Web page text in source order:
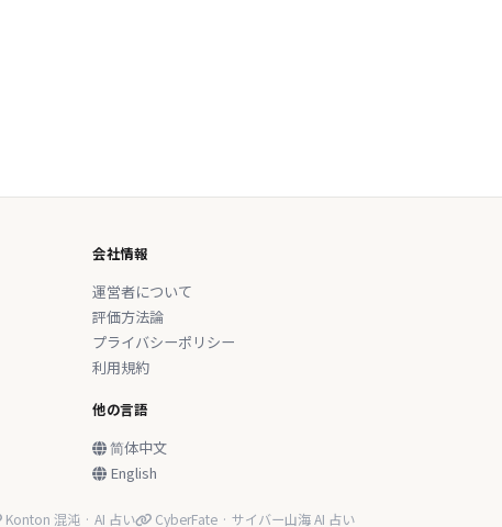
会社情報
運営者について
評価方法論
プライバシーポリシー
利用規約
他の言語
简体中文
English
Konton 混沌 · AI 占い CyberFate · サイバー山海 AI 占い